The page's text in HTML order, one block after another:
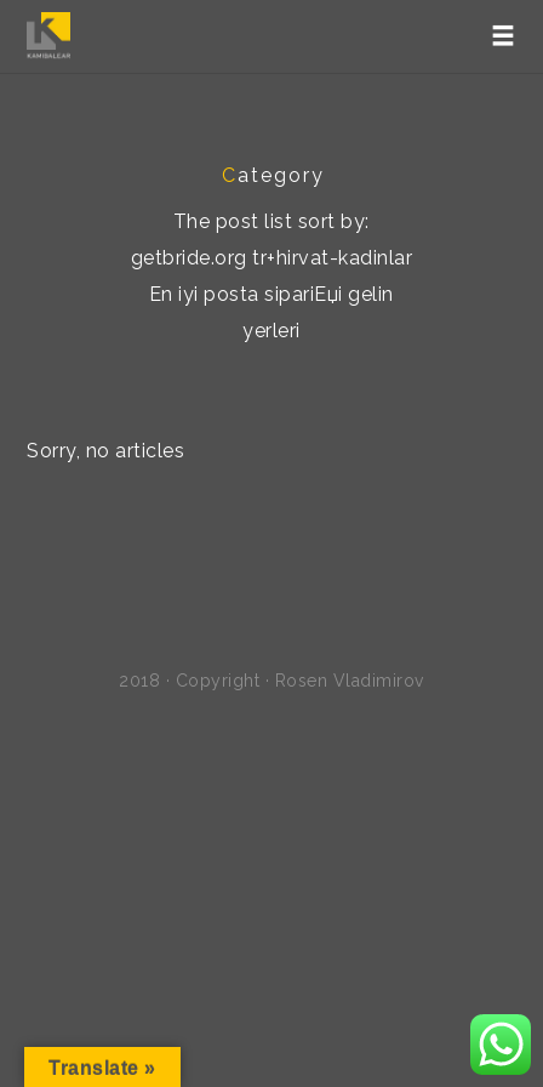
Category
The post list sort by:
getbride.org tr+hirvat-kadinlar
En iyi posta sipariЕџi gelin
yerleri
Sorry, no articles
2018 · Copyright · Rosen Vladimirov
Translate »